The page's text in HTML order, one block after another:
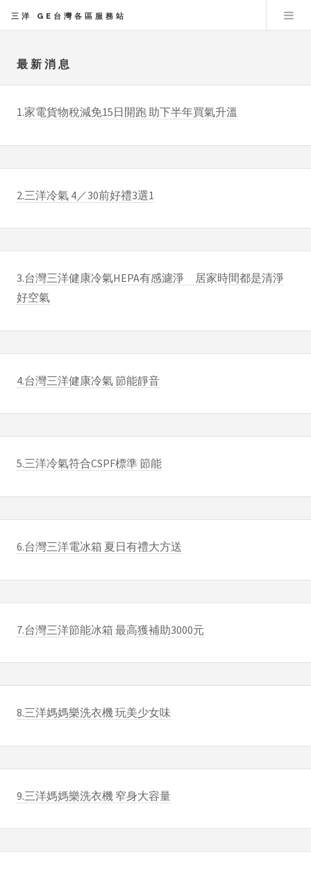
三洋 GE台灣各區服務站
最新消息
1.家電貨物稅減免15日開跑 助下半年買氣升溫
2.三洋冷氣 4／30前好禮3選1
3.台灣三洋健康冷氣HEPA有感濾淨 居家時間都是清淨
好空氣
4.台灣三洋健康冷氣 節能靜音
5.三洋冷氣符合CSPF標準 節能
6.台灣三洋電冰箱 夏日有禮大方送
7.台灣三洋節能冰箱 最高獲補助3000元
8.三洋媽媽樂洗衣機 玩美少女味
9.三洋媽媽樂洗衣機 窄身大容量